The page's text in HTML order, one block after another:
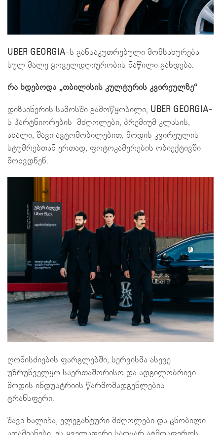
UBER GEORGIA-ს განსაკუთრებული მომსახურება
სულ მალე ყოველდღიურობის ნაწილი გახდება.
რა ხდებოდა „თბილისის კულტურის კვირეულზე“
დიზაინერის სამოსში გამოწყობილი, UBER GEORGIA-
ს პარტნიორების მძღოლები, პრემიუმ კლასის,
ახალი, შავი ავტომობილებით, მოდის კვირეულის
სტუმრებთან ერთად, ფოტოკამერების ობიექტივში
მოხვდნენ.
ღონისძიების ფარგლებში, სერვისმა ასევე
უზრუნველყო საერთაშორისო და ადგილობრივი
მოდის ინდუსტრიის წარმომადგენლების
ტრანსფერი.
შავი ხალიჩა, ელეგანტური მძღოლები და ცნობილი